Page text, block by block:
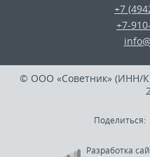
+7
+7-
© ООО «Советник» (ИНН/
Поделиться:
Разработка